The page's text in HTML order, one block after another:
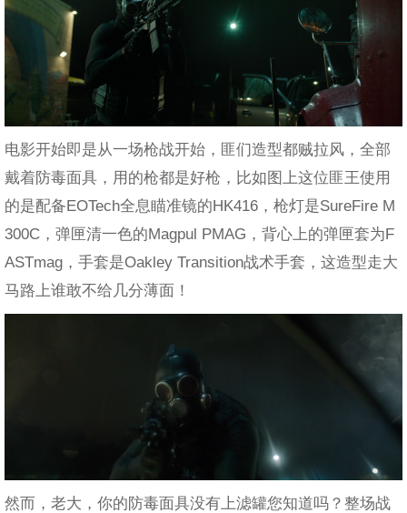
电影开始即是从一场枪战开始，匪们造型都贼拉风，全部
戴着防毒面具，用的枪都是好枪，比如图上这位匪王使用
的是配备EOTech全息瞄准镜的HK416，枪灯是SureFire M
300C，弹匣清一色的Magpul PMAG，背心上的弹匣套为F
ASTmag，手套是Oakley Transition战术手套，这造型走大
马路上谁敢不给几分薄面！
然而，老大，你的防毒面具没有上滤罐您知道吗？整场战